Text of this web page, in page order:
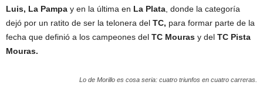
Luis, La Pampa y en la última en La Plata , donde la categoría
dejó por un ratito de ser la telonera del TC, para formar parte de la
fecha que definió a los campeones del TC Mouras y del TC Pista
Mouras.
Lo de Morillo es cosa seria: cuatro triunfos en cuatro carreras.